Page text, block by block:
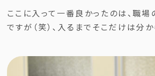
ここに入って一番良かったのは、職
ですが（笑）、入るまでそこだけは分